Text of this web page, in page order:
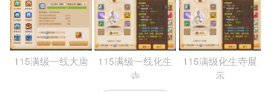
115满级一线大唐
115满级一线化生
寺
115满级化生寺展
示